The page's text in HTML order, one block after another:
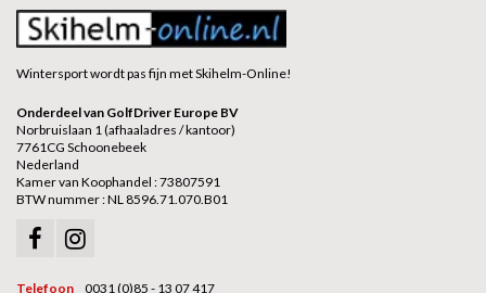
Wintersport wordt pas fijn met Skihelm-Online!
Onderdeel van GolfDriver Europe BV
Norbruislaan 1 (afhaaladres / kantoor)
7761CG Schoonebeek
Nederland
Kamer van Koophandel : 73807591
BTW nummer : NL 8596.71.070.B01
Telefoon 0031 (0)85 - 13 07 417